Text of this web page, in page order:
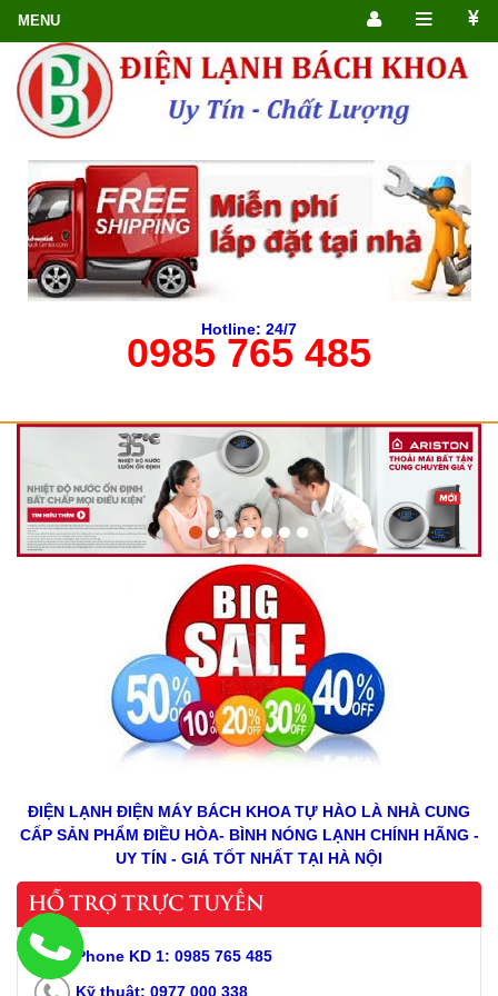
Hotline: 24/7
0985 765 485
ĐIỆN LẠNH ĐIỆN MÁY BÁCH KHOA TỰ HÀO LÀ NHÀ CUNG
CẤP SẢN PHẨM ĐIỀU HÒA- BÌNH NÓNG LẠNH CHÍNH HÃNG -
UY TÍN - GIÁ TỐT NHẤT TẠI HÀ NỘI
HỖ TRỢ TRỰC TUYẾN
Phone KD 1: 0985 765 485
Kỹ thuật: 0977 000 338